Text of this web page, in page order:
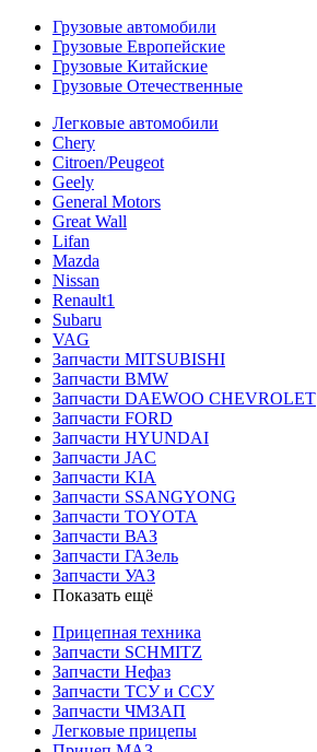
Грузовые автомобили
Грузовые Европейские
Грузовые Китайские
Грузовые Отечественные
Легковые автомобили
Chery
Citroen/Peugeot
Geely
General Motors
Great Wall
Lifan
Mazda
Nissan
Renault1
Subaru
VAG
Запчасти MITSUBISHI
Запчасти BMW
Запчасти DAEWOO CHEVROLET
Запчасти FORD
Запчасти HYUNDAI
Запчасти JAC
Запчасти KIA
Запчасти SSANGYONG
Запчасти TOYOTA
Запчасти ВАЗ
Запчасти ГАЗель
Запчасти УАЗ
Показать ещё
Прицепная техника
Запчасти SCHMITZ
Запчасти Нефаз
Запчасти ТСУ и ССУ
Запчасти ЧМЗАП
Легковые прицепы